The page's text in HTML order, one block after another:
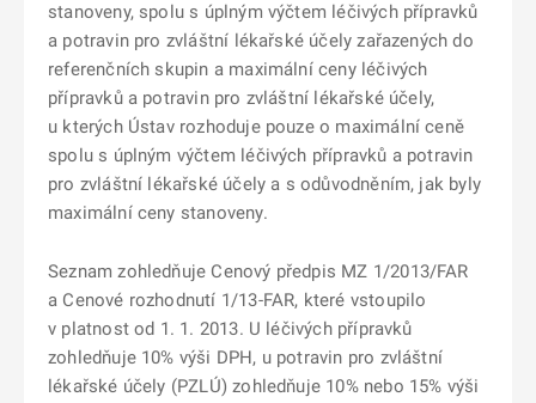
stanoveny, spolu s úplným výčtem léčivých přípravků
a potravin pro zvláštní lékařské účely zařazených do
referenčních skupin a maximální ceny léčivých
přípravků a potravin pro zvláštní lékařské účely,
u kterých Ústav rozhoduje pouze o maximální ceně
spolu s úplným výčtem léčivých přípravků a potravin
pro zvláštní lékařské účely a s odůvodněním, jak byly
maximální ceny stanoveny.
Seznam zohledňuje Cenový předpis MZ 1/2013/FAR
a Cenové rozhodnutí 1/13-FAR, které vstoupilo
v platnost od 1. 1. 2013. U léčivých přípravků
zohledňuje 10% výši DPH, u potravin pro zvláštní
lékařské účely (PZLÚ) zohledňuje 10% nebo 15% výši